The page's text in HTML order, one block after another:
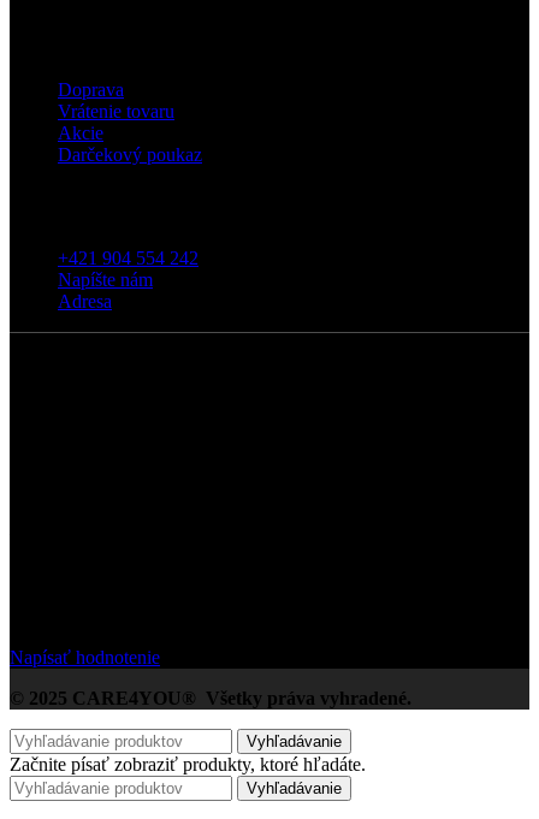
Doprava
Vrátenie tovaru
Akcie
Darčekový poukaz
+421 904 554 242
Napíšte nám
Adresa
Napísať hodnotenie
© 2025 CARE4YOU® Všetky práva vyhradené.
Vyhľadávanie
Začnite písať zobraziť produkty, ktoré hľadáte.
Vyhľadávanie